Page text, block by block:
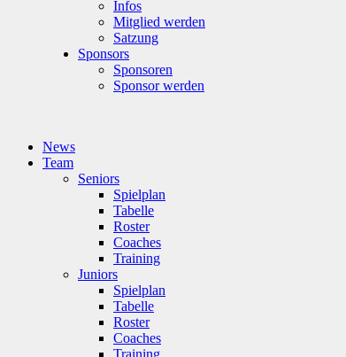
Infos
Mitglied werden
Satzung
Sponsors
Sponsoren
Sponsor werden
News
Team
Seniors
Spielplan
Tabelle
Roster
Coaches
Training
Juniors
Spielplan
Tabelle
Roster
Coaches
Training